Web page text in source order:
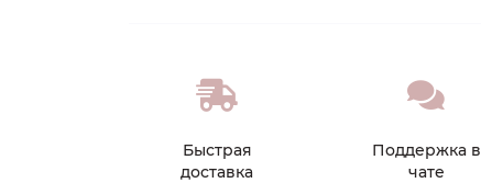
Быстрая
доставка
Поддержка в
чате